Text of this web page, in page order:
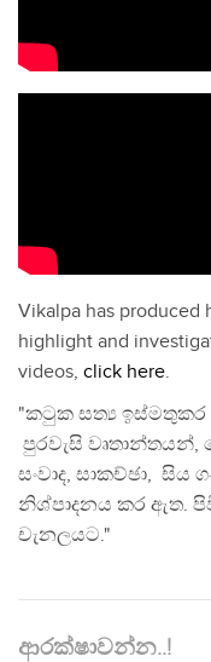
Vikalpa has produced
highlight and
videos, click here.
"කටුක සත්‍ය ඉස්මතුකර
පුරවැසි වෘතාන්තයන්,
සංවාද, සාකච්ඡා,
නිශ්පාදනය කර ඇත.
චැනලයට."
ආරක්ෂාවන්න..!